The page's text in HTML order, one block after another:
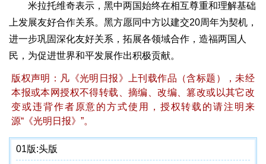
米拉托维奇表示，黑中两国始终在相互尊重和理解基础
上发展友好合作关系。黑方愿同中方以建交20周年为契机，
进一步巩固深化友好关系，拓展各领域合作，造福两国人
民，为促进世界和平发展作出积极贡献。
版权声明：凡《光明日报》上刊载作品（含标题），未经
本报或本网授权不得转载、摘编、改编、篡改或以其它改
变或违背作者原意的方式使用，授权转载的请注明来
源“《光明日报》”。
01版:头版